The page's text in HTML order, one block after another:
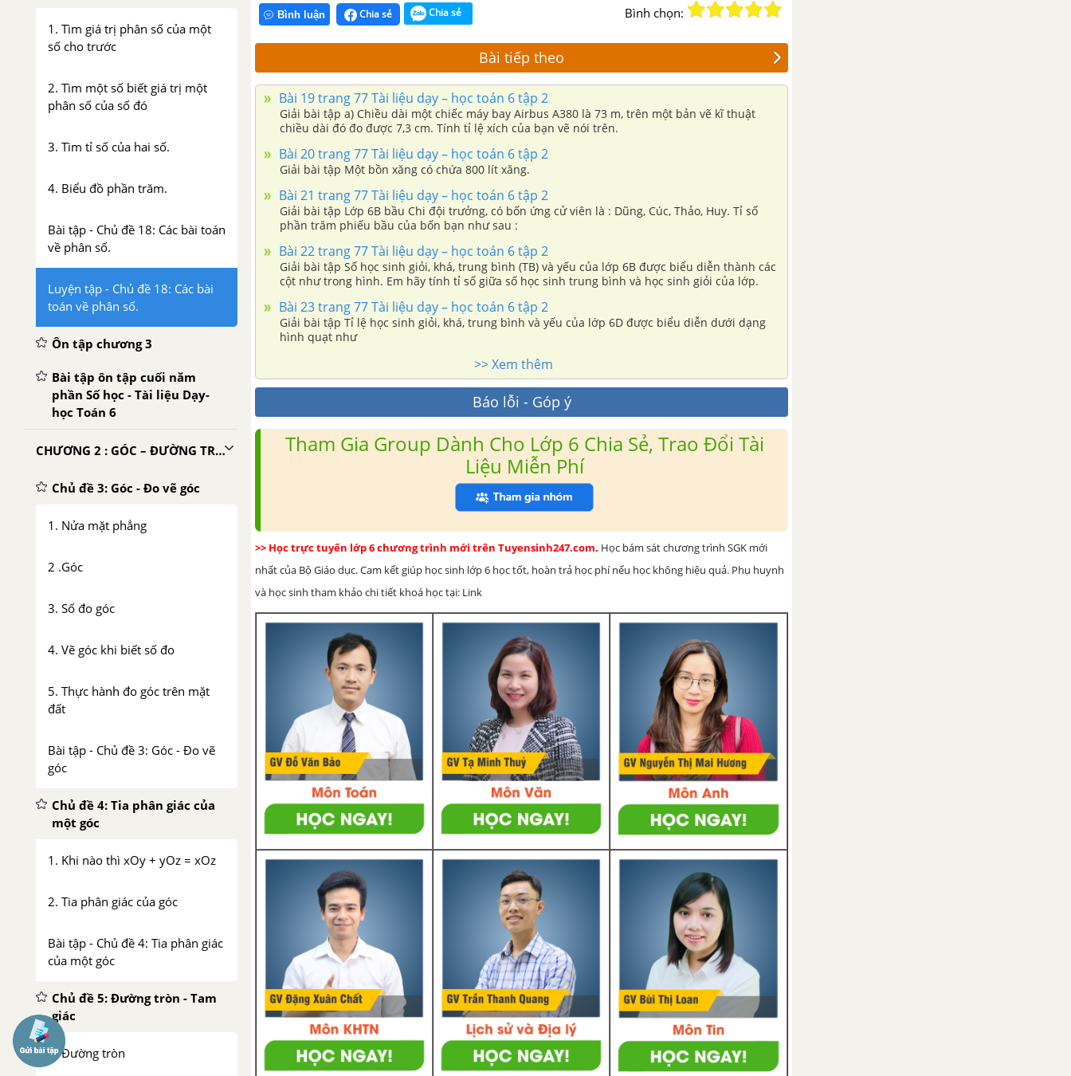
1. Tìm giá trị phân số của một
số cho trước
2. Tìm một số biết giá trị một
phân số của số đó
3. Tìm tỉ số của hai số.
4. Biểu đồ phần trăm.
Bài tập - Chủ đề 18: Các bài toán
về phân số.
Luyện tập - Chủ đề 18: Các bài
toán về phân số.
Ôn tập chương 3
Bài tập ôn tập cuối năm
phần Số học - Tài liệu Dạy-
học Toán 6
CHƯƠNG 2 : GÓC – ĐƯỜNG TRÒN VÀ TAM GIÁC
Chủ đề 3: Góc - Đo vẽ góc
1. Nửa mặt phẳng
2 .Góc
3. Số đo góc
4. Vẽ góc khi biết số đo
5. Thực hành đo góc trên mặt
đất
Bài tập - Chủ đề 3: Góc - Đo vẽ
góc
Chủ đề 4: Tia phân giác của
một góc
1. Khi nào thì xOy + yOz = xOz
2. Tia phân giác của góc
Bài tập - Chủ đề 4: Tia phân giác
của một góc
Chủ đề 5: Đường tròn - Tam
giác
1. Đường tròn
Bình luận Chia sẻ Chia sẻ Bình chọn:
Bài tiếp theo
Bài 19 trang 77 Tài liệu dạy – học toán 6 tập 2
Giải bài tập a) Chiều dài một chiếc máy bay Airbus A380 là 73 m, trên một bản vẽ kĩ thuật
chiều dài đó đo được 7,3 cm. Tính tỉ lệ xích của bạn vẽ nói trên.
Bài 20 trang 77 Tài liệu dạy – học toán 6 tập 2
Giải bài tập Một bồn xăng có chứa 800 lít xăng.
Bài 21 trang 77 Tài liệu dạy – học toán 6 tập 2
Giải bài tập Lớp 6B bầu Chi đội trưởng, có bốn ứng cử viên là : Dũng, Cúc, Thảo, Huy. Tỉ số
phần trăm phiếu bầu của bốn bạn như sau :
Bài 22 trang 77 Tài liệu dạy – học toán 6 tập 2
Giải bài tập Số học sinh giỏi, khá, trung bình (TB) và yếu của lớp 6B được biểu diễn thành các
cột như trong hình. Em hãy tính tỉ số giữa số học sinh trung bình và học sinh giỏi của lớp.
Bài 23 trang 77 Tài liệu dạy – học toán 6 tập 2
Giải bài tập Tỉ lệ học sinh giỏi, khá, trung bình và yếu của lớp 6D được biểu diễn dưới dạng
hình quạt như
>> Xem thêm
Báo lỗi - Góp ý
Tham Gia Group Dành Cho Lớp 6 Chia Sẻ, Trao Đổi Tài
Liệu Miễn Phí
>> Học trực tuyến lớp 6 chương trình mới trên Tuyensinh247.com. Học bám sát chương trình SGK mới
nhất của Bộ Giáo dục. Cam kết giúp học sinh lớp 6 học tốt, hoàn trả học phí nếu học không hiệu quả. Phụ huynh
và học sinh tham khảo chi tiết khoá học tại: Link